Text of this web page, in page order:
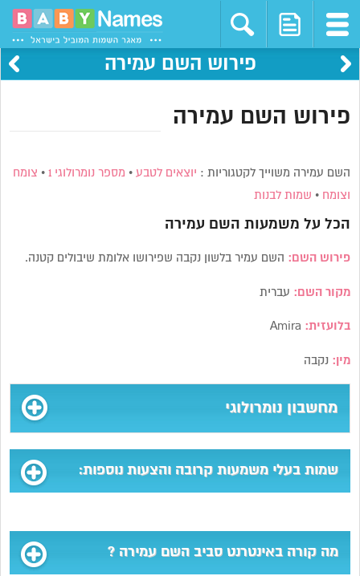
פירוש השם עמירה
פירוש השם עמירה
השם עמירה משוייך לקטגוריות : יוצאים לטבע • מספר נומרולוגי 1 • צומח
וצומח • שמות לבנות
הכל על משמעות השם עמירה
פירוש השם: השם עמיר בלשון נקבה שפירושו אלומת שיבולים קטנה.
מקור השם: עברית
בלועזית:
מין: נקבה
מחשבון נומרולוגי
שמות בעלי משמעות קרובה והצעות נוספות:
מה קורה באינטרנט סביב השם עמירה ?